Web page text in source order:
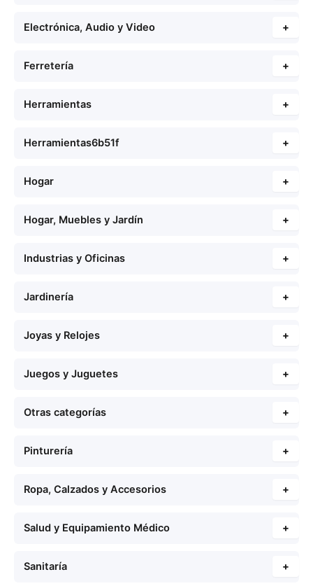
Electrónica, Audio y Video +
Ferretería +
Herramientas +
Herramientas6b51f +
Hogar +
Hogar, Muebles y Jardín +
Industrias y Oficinas +
Jardinería +
Joyas y Relojes +
Juegos y Juguetes +
Otras categorías +
Pinturería +
Ropa, Calzados y Accesorios +
Salud y Equipamiento Médico +
Sanitaría +